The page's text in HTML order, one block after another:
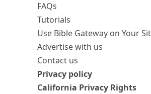
FAQs
Tutorials
Use Bible Gateway on Your
Advertise with us
Contact us
Privacy policy
California Privacy Rights